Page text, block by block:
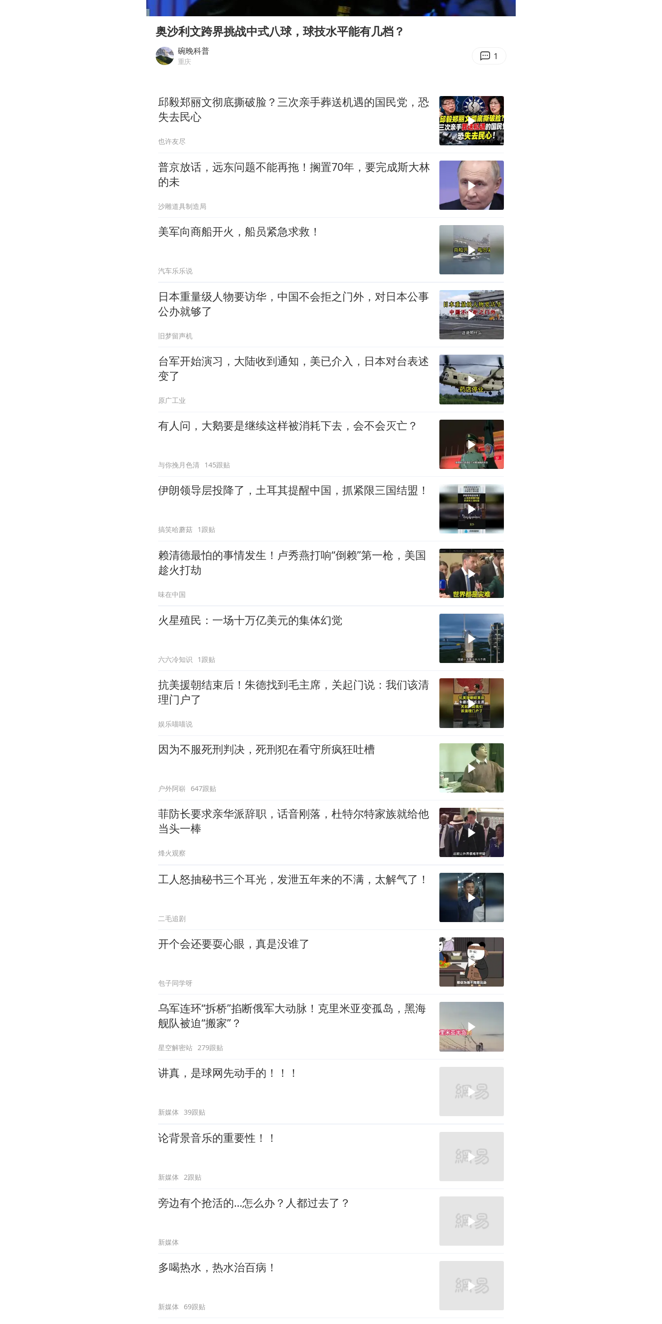
山东一元代青花杯离奇失踪
台湾海峡南口北上船舶实施交通管制
四川宜宾地震网友称睡觉被摇醒
02:36
Enter
奥沙利文跨界挑战中式八球，球技水平能有几档？
碗晚科普
重庆 1
邱毅郑丽文彻底撕破脸？三次亲手葬送机遇的国民党，恐
失去民心
也许友尽
普京放话，远东问题不能再拖！搁置70年，要完成斯大林
的未
沙雕道具制造局
美军向商船开火，船员紧急求救！
汽车乐乐说
日本重量级人物要访华，中国不会拒之门外，对日本公事
公办就够了
旧梦留声机
台军开始演习，大陆收到通知，美已介入，日本对台表述
变了
原广工业
有人问，大鹅要是继续这样被消耗下去，会不会灭亡？
与你挽月色清 145跟贴
伊朗领导层投降了，土耳其提醒中国，抓紧限三国结盟！
搞笑哈蘑菇 1跟贴
赖清德最怕的事情发生！卢秀燕打响“倒赖”第一枪，美国
趁火打劫
味在中国
火星殖民：一场十万亿美元的集体幻觉
六六冷知识 1跟贴
抗美援朝结束后！朱德找到毛主席，关起门说：我们该清
理门户了
娱乐喵喵说
因为不服死刑判决，死刑犯在看守所疯狂吐槽
户外阿崭 647跟贴
菲防长要求亲华派辞职，话音刚落，杜特尔特家族就给他
当头一棒
烽火观察
工人怒抽秘书三个耳光，发泄五年来的不满，太解气了！
二毛追剧
开个会还要耍心眼，真是没谁了
包子同学呀
乌军连环“拆桥”掐断俄军大动脉！克里米亚变孤岛，黑海
舰队被迫“搬家”？
星空解密站 279跟贴
讲真，是球网先动手的！！！
新媒体 39跟贴
论背景音乐的重要性！！
新媒体 2跟贴
旁边有个抢活的…怎么办？人都过去了？
新媒体
多喝热水，热水治百病！
新媒体 69跟贴